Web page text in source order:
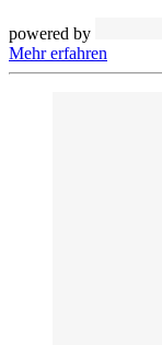
powered by
Mehr erfahren